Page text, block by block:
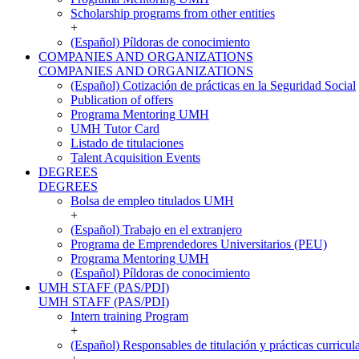
Scholarship programs from other entities
+
(Español) Píldoras de conocimiento
COMPANIES AND ORGANIZATIONS
COMPANIES AND ORGANIZATIONS
(Español) Cotización de prácticas en la Seguridad Social
Publication of offers
Programa Mentoring UMH
UMH Tutor Card
Listado de titulaciones
Talent Acquisition Events
DEGREES
DEGREES
Bolsa de empleo titulados UMH
+
(Español) Trabajo en el extranjero
Programa de Emprendedores Universitarios (PEU)
Programa Mentoring UMH
(Español) Píldoras de conocimiento
UMH STAFF (PAS/PDI)
UMH STAFF (PAS/PDI)
Intern training Program
+
(Español) Responsables de titulación y prácticas